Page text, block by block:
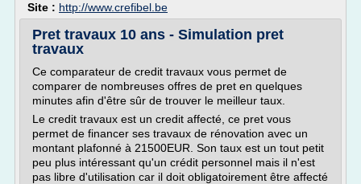
Site : http://www.crefibel.be
Pret travaux 10 ans - Simulation pret
travaux
Ce comparateur de credit travaux vous permet de
comparer de nombreuses offres de pret en quelques
minutes afin d'être sûr de trouver le meilleur taux.
Le credit travaux est un credit affecté, ce pret vous
permet de financer ses travaux de rénovation avec un
montant plafonné à 21500EUR. Son taux est un tout petit
peu plus intéressant qu'un crédit personnel mais il n'est
pas libre d'utilisation car il doit obligatoirement être affecté